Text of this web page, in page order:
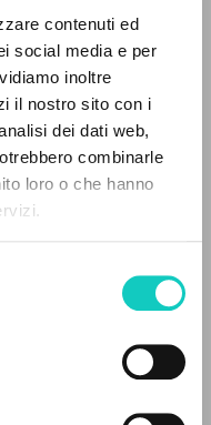
contenuti ed
social media e per
inoltre
il nostro sito con i
dei dati web,
combinarle
loro o che hanno